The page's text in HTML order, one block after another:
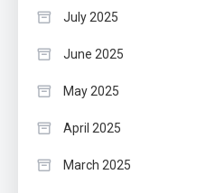
July 2025
June 2025
May 2025
April 2025
March 2025